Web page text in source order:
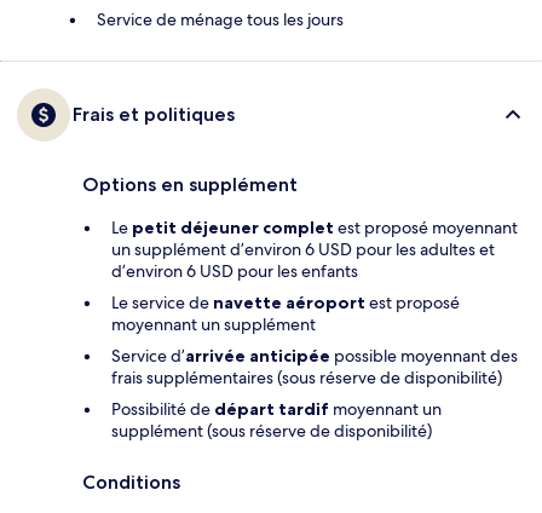
Service de ménage tous les jours
Frais et politiques
Options en supplément
Le petit déjeuner complet est proposé moyennant
un supplément d’environ 6 USD pour les adultes et
d’environ 6 USD pour les enfants
Le service de navette aéroport est proposé
moyennant un supplément
Service d’arrivée anticipée possible moyennant des
frais supplémentaires (sous réserve de disponibilité)
Possibilité de départ tardif moyennant un
supplément (sous réserve de disponibilité)
Conditions